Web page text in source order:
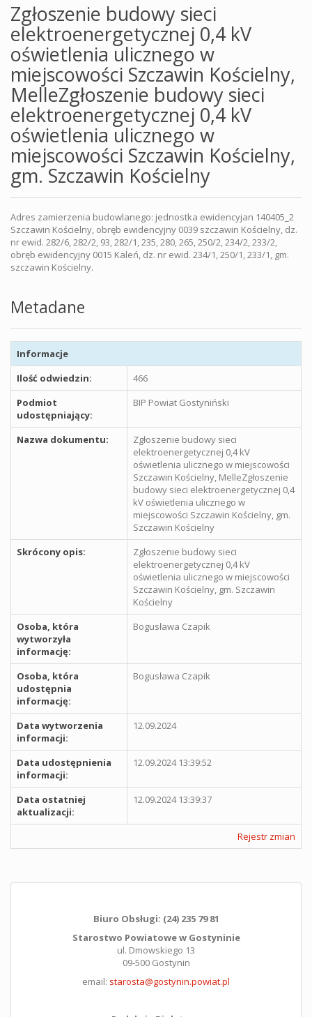
Zgłoszenie budowy sieci
elektroenergetycznej 0,4 kV
oświetlenia ulicznego w
miejscowości Szczawin Kościelny,
MelleZgłoszenie budowy sieci
elektroenergetycznej 0,4 kV
oświetlenia ulicznego w
miejscowości Szczawin Kościelny,
gm. Szczawin Kościelny
Adres zamierzenia budowlanego: jednostka ewidencyjan 140405_2
Szczawin Kościelny, obręb ewidencyjny 0039 szczawin Kościelny, dz.
nr ewid. 282/6, 282/2, 93, 282/1, 235, 280, 265, 250/2, 234/2, 233/2,
obręb ewidencyjny 0015 Kaleń, dz. nr ewid. 234/1, 250/1, 233/1, gm.
szczawin Kościelny.
Metadane
Informacje
Ilość odwiedzin:
466
Podmiot
udostępniający:
BIP Powiat Gostyniński
Nazwa dokumentu:
Zgłoszenie budowy sieci
elektroenergetycznej 0,4 kV
oświetlenia ulicznego w miejscowości
Szczawin Kościelny, MelleZgłoszenie
budowy sieci elektroenergetycznej 0,4
kV oświetlenia ulicznego w
miejscowości Szczawin Kościelny, gm.
Szczawin Kościelny
Skrócony opis:
Zgłoszenie budowy sieci
elektroenergetycznej 0,4 kV
oświetlenia ulicznego w miejscowości
Szczawin Kościelny, gm. Szczawin
Kościelny
Osoba, która
wytworzyła
informację:
Bogusława Czapik
Osoba, która
udostępnia
informację:
Bogusława Czapik
Data wytworzenia
informacji:
12.09.2024
Data udostępnienia
informacji:
12.09.2024 13:39:52
Data ostatniej
aktualizacji:
12.09.2024 13:39:37
Rejestr zmian
Biuro Obsługi: (24) 235 79 81
Starostwo Powiatowe w Gostyninie
ul. Dmowskiego 13
09-500 Gostynin
email: starosta@gostynin.powiat.pl